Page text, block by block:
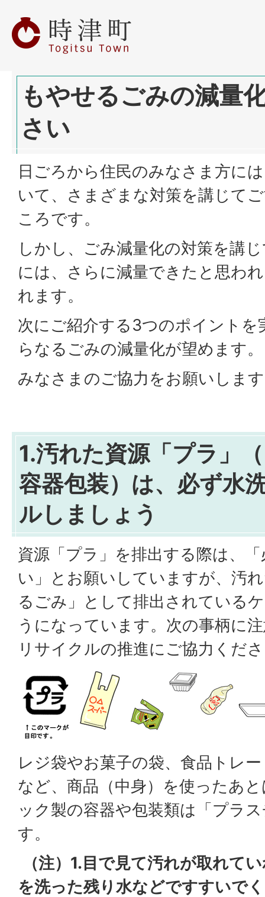
もやせるごみの減量
さい
日ごろから住民のみなさま方に
いて、さまざまな対策を講じて
ころです。
しかし、ごみ減量化の対策を講
には、さらに減量できたと思わ
れます。
次にご紹介する3つのポイントを
らなるごみの減量化が望めます。
みなさまのご協力をお願いしま
1.汚れた資源「プラ」
容器包装）は、必ず水
ルしましょう
資源「プラ」を排出する際は、
い」とお願いしていますが、汚
るごみ」として排出されている
うになっています。次の事柄に
リサイクルの推進にご協力くだ
レジ袋やお菓子の袋、食品トレ
など、商品（中身）を使ったあ
ック製の容器や包装類は「プラ
す。
（注）1.目で見て汚れが取れて
を洗った残り水などですすいで